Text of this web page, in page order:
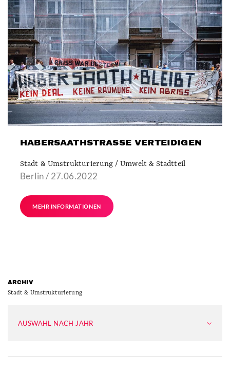
HABERSAATHSTRASSE VERTEIDIGEN
Stadt & Umstrukturierung / Umwelt & Stadtteil
Berlin / 27.06.2022
MEHR INFORMATIONEN
ARCHIV
Stadt & Umstrukturierung
AUSWAHL NACH JAHR